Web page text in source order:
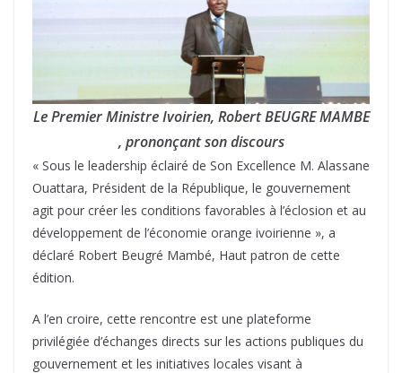
Le Premier Ministre Ivoirien, Robert BEUGRE MAMBE
, prononçant son discours
« Sous le leadership éclairé de Son Excellence M. Alassane
Ouattara, Président de la République, le gouvernement
agit pour créer les conditions favorables à l’éclosion et au
développement de l’économie orange ivoirienne », a
déclaré Robert Beugré Mambé, Haut patron de cette
édition.
A l’en croire, cette rencontre est une plateforme
privilégiée d’échanges directs sur les actions publiques du
gouvernement et les initiatives locales visant à